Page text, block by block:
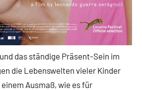
das ständige Präsent-Sein im
die Lebenswelten vieler Kinder
Ausmaß, wie es für